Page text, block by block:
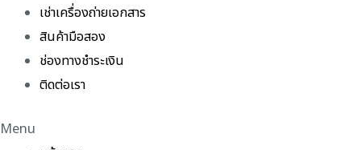
เช่าเครื่องถ่ายเอกสาร
สินค้ามือสอง
ช่องทางชำระเงิน
ติดต่อเรา
Menu